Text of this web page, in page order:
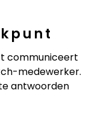
communiceert
medewerker.
antwoorden